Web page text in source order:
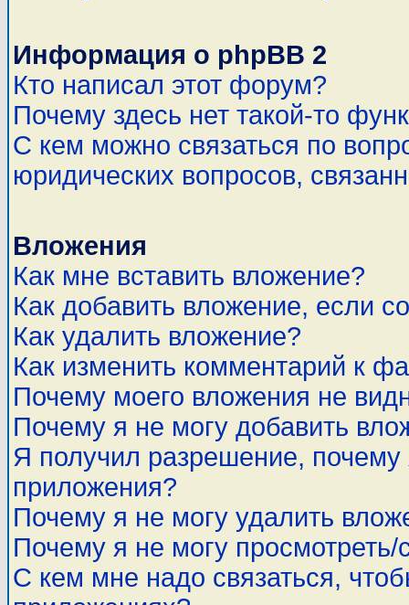
Информация о phpBB 2
Кто написал этот форум?
Почему здесь нет такой-то
С кем можно связаться по
юридических вопросов,
Вложения
Как мне вставить вложение?
Как добавить вложение, если
Как удалить вложение?
Как изменить комментарий к
Почему моего вложения не
Почему я не могу добавить
Я получил разрешение,
приложения?
Почему я не могу удалить
Почему я не могу просмотреть/
С кем мне надо связаться,